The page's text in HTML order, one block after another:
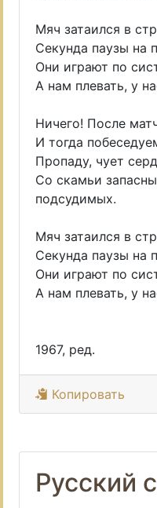
Мяч затаился в
Секунда паузы на
Они играют по
А нам плевать, у
Ничего! После
И тогда
Пропаду, чует
Со скамьи
подсудимых.
Мяч затаился в
Секунда паузы на
Они играют по
А нам плевать, у
1967, ред.
Копировать
Русский